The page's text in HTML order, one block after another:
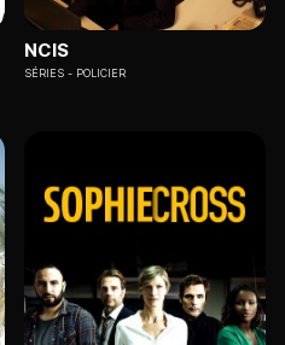
NCIS
SÉRIES POLICIER